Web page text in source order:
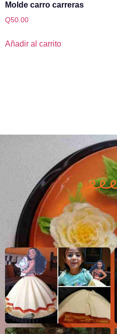
Molde carro carreras
Q50.00
Añadir al carrito